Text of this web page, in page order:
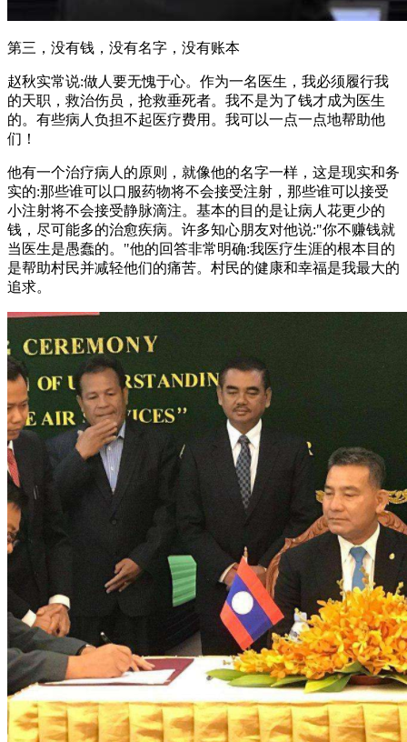
第三，没有钱，没有名字，没有账本
赵秋实常说:做人要无愧于心。作为一名医生，我必须履行我
的天职，救治伤员，抢救垂死者。我不是为了钱才成为医生
的。有些病人负担不起医疗费用。我可以一点一点地帮助他
们！
他有一个治疗病人的原则，就像他的名字一样，这是现实和务
实的:那些谁可以口服药物将不会接受注射，那些谁可以接受
小注射将不会接受静脉滴注。基本的目的是让病人花更少的
钱，尽可能多的治愈疾病。许多知心朋友对他说:"你不赚钱就
当医生是愚蠢的。"他的回答非常明确:我医疗生涯的根本目的
是帮助村民并减轻他们的痛苦。村民的健康和幸福是我最大的
追求。